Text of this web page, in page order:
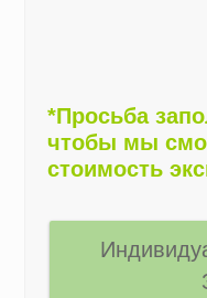
*Просьба
чтобы мы
стоимость